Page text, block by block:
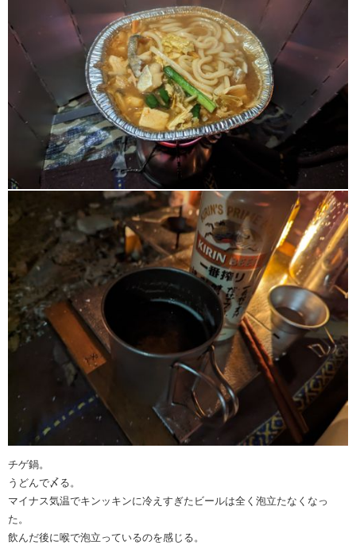
チゲ鍋。
うどんで〆る。
マイナス気温でキンッキンに冷えすぎたビールは全く泡立たなくなっ
た。
飲んだ後に喉で泡立っているのを感じる。